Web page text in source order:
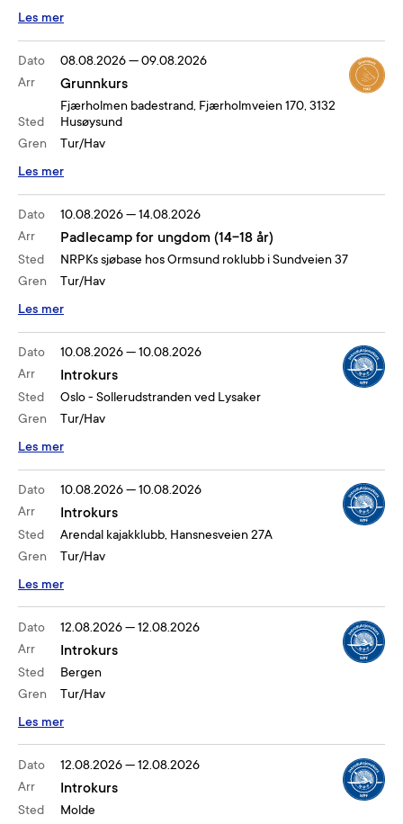
Les mer
Dato
Arr
Sted
Gren
08.08.2026—09.08.2026
Grunnkurs
Fjærholmen badestrand, Fjærholmveien 170, 3132
Husøysund
Tur/Hav
Les mer
Dato
Arr
Sted
Gren
10.08.2026—14.08.2026
Padlecamp for ungdom (14-18 år)
NRPKs sjøbase hos Ormsund roklubb i Sundveien 37
Tur/Hav
Les mer
Dato
Arr
Sted
Gren
10.08.2026—10.08.2026
Introkurs
Oslo - Sollerudstranden ved Lysaker
Tur/Hav
Les mer
Dato
Arr
Sted
Gren
10.08.2026—10.08.2026
Introkurs
Arendal kajakklubb, Hansnesveien 27A
Tur/Hav
Les mer
Dato
Arr
Sted
Gren
12.08.2026—12.08.2026
Introkurs
Bergen
Tur/Hav
Les mer
Dato
Arr
Sted
12.08.2026—12.08.2026
Introkurs
Molde